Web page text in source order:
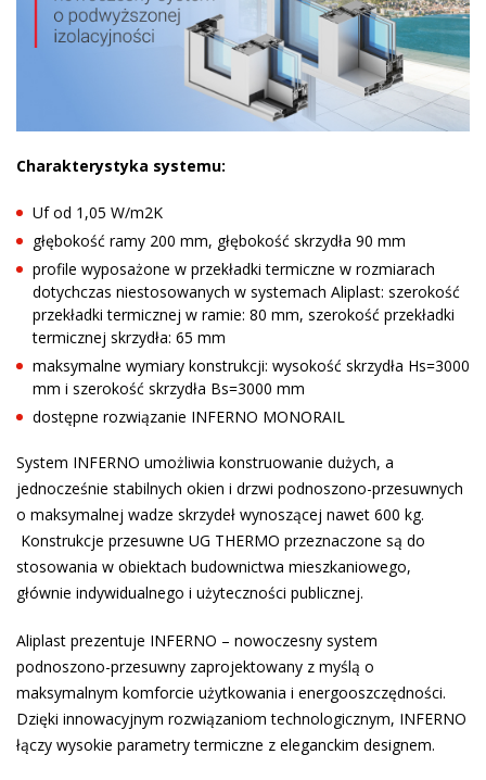
Charakterystyka systemu:
Uf od 1,05 W/m2K
głębokość ramy 200 mm, głębokość skrzydła 90 mm
profile wyposażone w przekładki termiczne w rozmiarach
dotychczas niestosowanych w systemach Aliplast: szerokość
przekładki termicznej w ramie: 80 mm, szerokość przekładki
termicznej skrzydła: 65 mm
maksymalne wymiary konstrukcji: wysokość skrzydła Hs=3000
mm i szerokość skrzydła Bs=3000 mm
dostępne rozwiązanie INFERNO MONORAIL
System INFERNO umożliwia konstruowanie dużych, a
jednocześnie stabilnych okien i drzwi podnoszono-przesuwnych
o maksymalnej wadze skrzydeł wynoszącej nawet 600 kg.
Konstrukcje przesuwne UG THERMO przeznaczone są do
stosowania w obiektach budownictwa mieszkaniowego,
głównie indywidualnego i użyteczności publicznej.
Aliplast prezentuje INFERNO – nowoczesny system
podnoszono-przesuwny zaprojektowany z myślą o
maksymalnym komforcie użytkowania i energooszczędności.
Dzięki innowacyjnym rozwiązaniom technologicznym, INFERNO
łączy wysokie parametry termiczne z eleganckim designem.